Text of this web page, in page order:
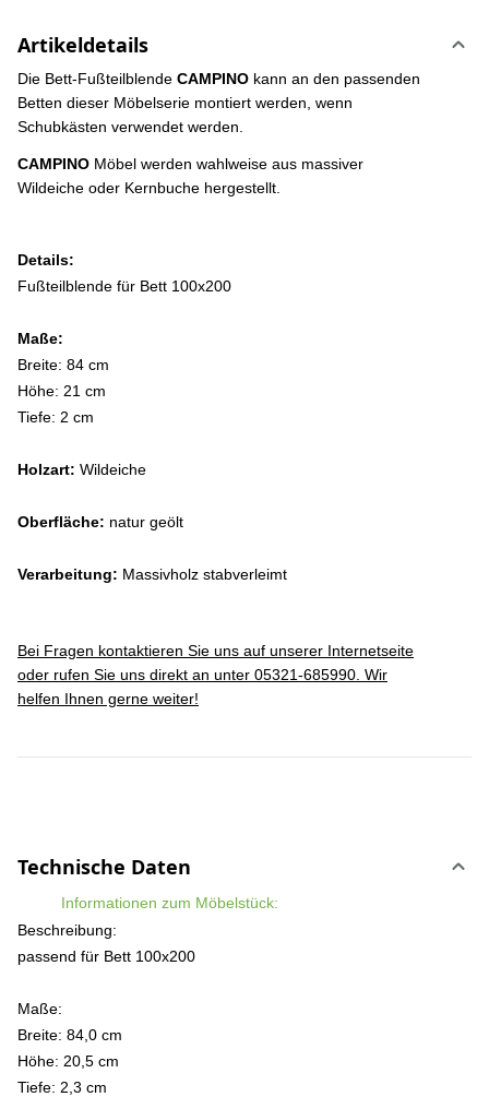
Artikeldetails
Die Bett-Fußteilblende CAMPINO kann an den passenden
Betten dieser Möbelserie montiert werden, wenn
Schubkästen verwendet werden.
CAMPINO Möbel werden wahlweise aus massiver
Wildeiche oder Kernbuche hergestellt
Details:
Fußteilblende für Bett 100x200
Maße:
Breite: 84 cm
Höhe: 21 cm
Tiefe: 2 cm
Holzart: Wildeiche
Oberfläche: natur geölt
Verarbeitung: Massivholz stabverleimt
Bei Fragen kontaktieren Sie uns auf unserer Internetseite
oder rufen Sie uns direkt an unter 05321-685990. Wir
helfen Ihnen gerne weiter!
Technische Daten
Informationen zum Möbelstück:
Beschreibung:
passend für Bett 100x200
Maße:
Breite: 84,0 cm
Höhe: 20,5 cm
Tiefe: 2,3 cm